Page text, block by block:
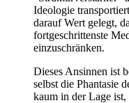
Ideologie
darauf Wert gelegt,
fortgeschrittenste
einzuschränken.
Dieses Ansinnen ist
selbst die Phantasie
kaum in der Lage